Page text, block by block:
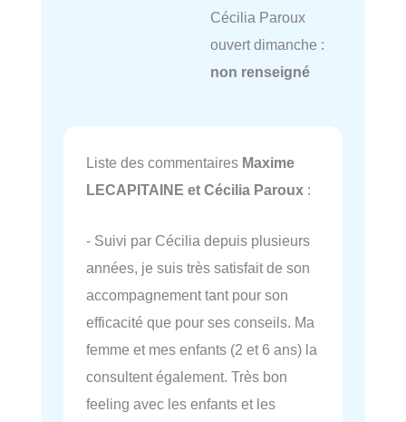
Cécilia Paroux
ouvert dimanche :
non renseigné
Liste des commentaires Maxime
LECAPITAINE et Cécilia Paroux :
- Suivi par Cécilia depuis plusieurs
années, je suis très satisfait de son
accompagnement tant pour son
efficacité que pour ses conseils. Ma
femme et mes enfants (2 et 6 ans) la
consultent également. Très bon
feeling avec les enfants et les